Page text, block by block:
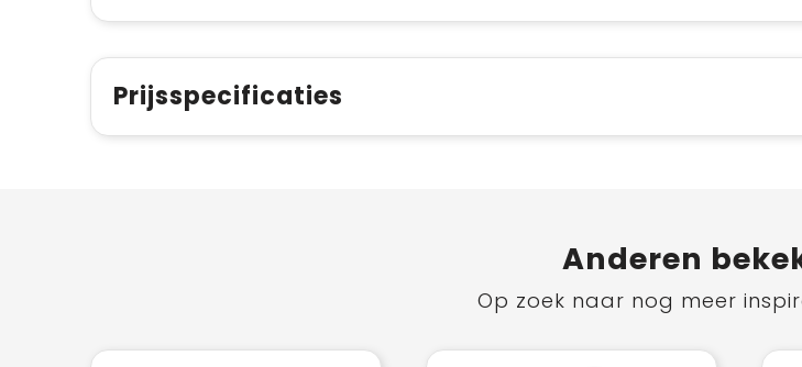
Prijsspecificaties
Anderen
Op zoek naar nog meer